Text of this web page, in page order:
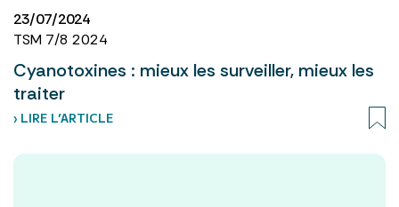
23/07/2024
TSM 7/8 2024
Cyanotoxines : mieux les surveiller, mieux les
traiter
› LIRE L’ARTICLE